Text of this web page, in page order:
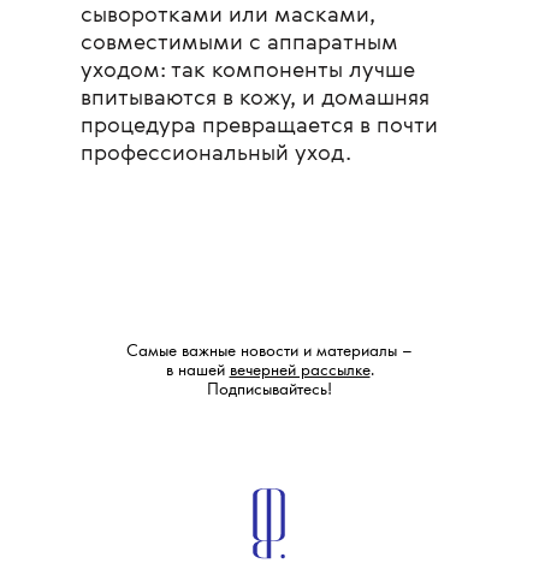
сыворотками или масками,
совместимыми с аппаратным
уходом: так компоненты лучше
впитываются в кожу, и домашняя
процедура превращается в почти
профессиональный уход.
Самые важные новости и материалы –
в нашей вечерней рассылке.
Подписывайтесь!